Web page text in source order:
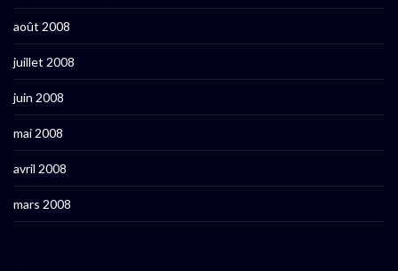
août 2008
juillet 2008
juin 2008
mai 2008
avril 2008
mars 2008